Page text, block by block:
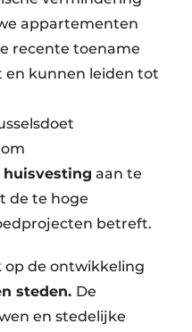
appartementen
recente toename
kunnen leiden tot
aan te
de te hoge
betreft.
op de ontwikkeling
steden. De
en stedelijke